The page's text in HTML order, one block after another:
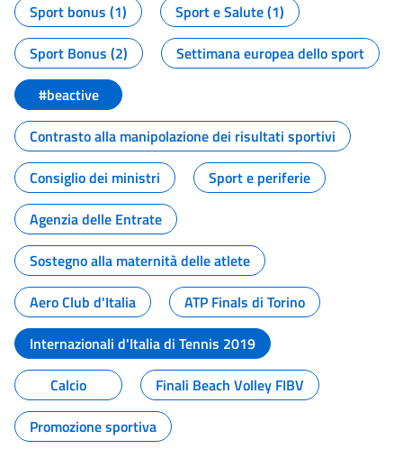
Sport bonus (1)
Sport e Salute (1)
Sport Bonus (2)
Settimana europea dello sport
#beactive
Contrasto alla manipolazione dei risultati sportivi
Consiglio dei ministri
Sport e periferie
Agenzia delle Entrate
Sostegno alla maternità delle atlete
Aero Club d'Italia
ATP Finals di Torino
Internazionali d'Italia di Tennis 2019
Calcio
Finali Beach Volley FIBV
Promozione sportiva